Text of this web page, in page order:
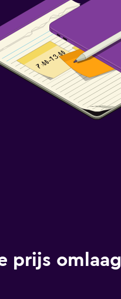
prijs omlaag